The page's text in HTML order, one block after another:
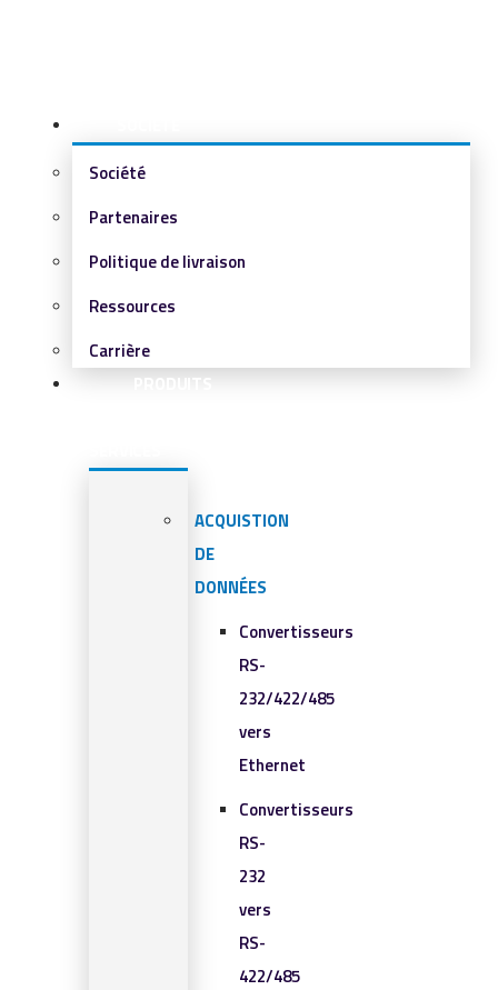
Société
Partenaires
Politique de livraison
Ressources
Carrière
PRODUITS
ACQUISTION
DE
DONNÉES
Convertisseurs
RS-
232/422/485
vers
Ethernet
Convertisseurs
RS-
232
vers
RS-
422/485